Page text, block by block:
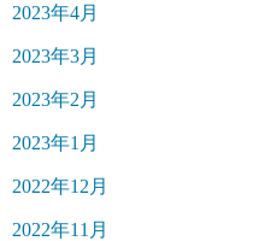
2023年4月
2023年3月
2023年2月
2023年1月
2022年12月
2022年11月